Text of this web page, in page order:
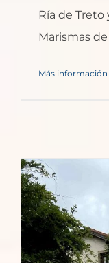
Ría de Treto
Marismas
Más información